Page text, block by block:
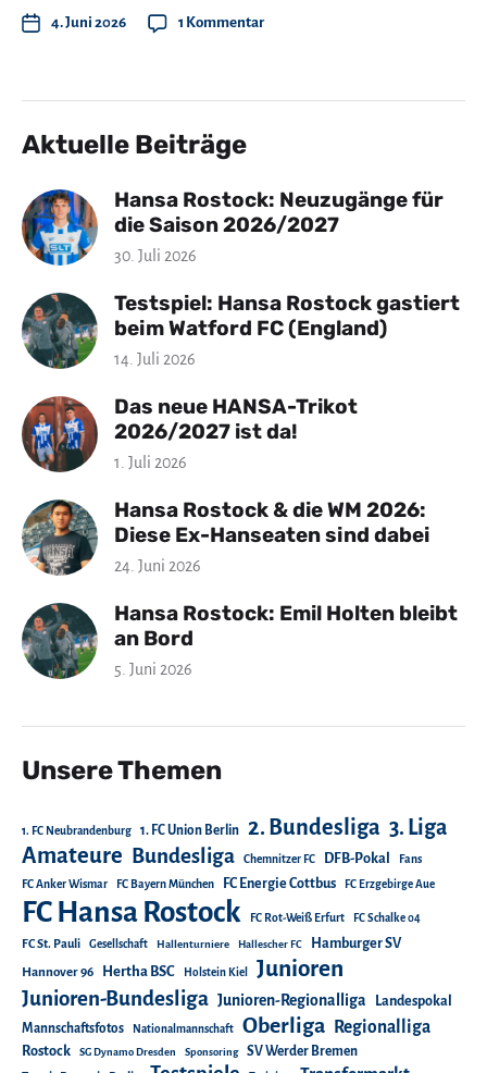
4. Juni 2026 1 Kommentar
Aktuelle Beiträge
Hansa Rostock: Neuzugänge für
die Saison 2026/2027
30. Juli 2026
Testspiel: Hansa Rostock gastiert
beim Watford FC (England)
14. Juli 2026
Das neue HANSA-Trikot
2026/2027 ist da!
1. Juli 2026
Hansa Rostock & die WM 2026:
Diese Ex-Hanseaten sind dabei
24. Juni 2026
Hansa Rostock: Emil Holten bleibt
an Bord
5. Juni 2026
Unsere Themen
1. FC Neubrandenburg 1. FC Union Berlin 2. Bundesliga 3. Liga
Amateure Bundesliga Chemnitzer FC DFB-Pokal Fans
FC Anker Wismar FC Bayern München FC Energie Cottbus FC Erzgebirge Aue
FC Hansa Rostock FC Rot-Weiß Erfurt FC Schalke 04
FC St. Pauli Gesellschaft Hallenturniere Hallescher FC Hamburger SV
Hannover 96 Hertha BSC Holstein Kiel Junioren
Junioren-Bundesliga Junioren-Regionalliga
Landespokal
Mannschaftsfotos
Nationalmannschaft Oberliga Regionalliga
Rostock SG Dynamo Dresden Sponsoring SV Werder Bremen